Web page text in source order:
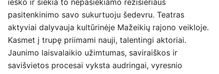
pasitenkinimo savo sukurtuoju šedevru. Teatras
aktyviai dalyvauja kultūrinėje Mažeikių rajono veikloje.
Kasmet į trupę priimami nauji, talentingi aktoriai.
Jaunimo laisvalaikio užimtumas, saviraiškos ir
savišvietos procesai vyksta audringai, vyresnio